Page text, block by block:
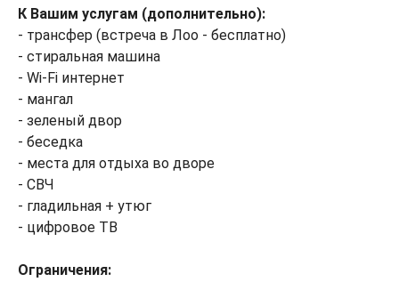
К Вашим услугам (дополнительно):
- трансфер (встреча в Лоо - бесплатно)
- стиральная машина
- Wi-Fi интернет
- мангал
- зеленый двор
- беседка
- места для отдыха во дворе
- СВЧ
- гладильная + утюг
- цифровое ТВ
Ограничения: